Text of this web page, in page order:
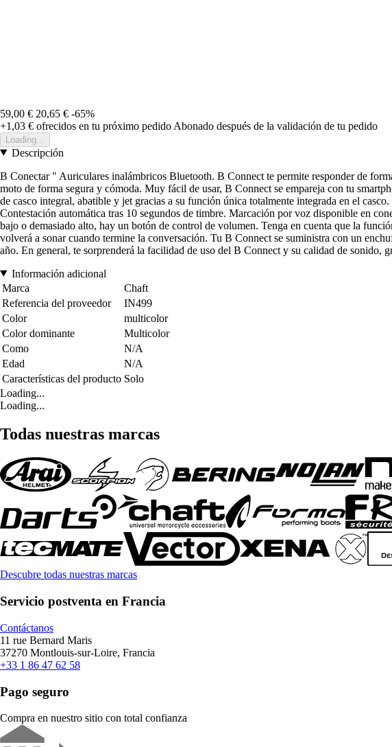
59,00 € 20,65 € -65%
+1,03 € ofrecidos en tu próximo pedido Abonado después de la validación de tu pedido
Loading...
Descripción
B Conectar " Auriculares inalámbricos Bluetooth. B Connect te permite responder de
moto de forma segura y cómoda. Muy fácil de usar, B Connect se empareja con tu
de casco integral, abatible y jet gracias a su función única totalmente integrada en el
Contestación automática tras 10 segundos de timbre. Marcación por voz disponible en
bajo o demasiado alto, hay un botón de control de volumen. Tenga en cuenta que la
volverá a sonar cuando termine la conversación. Tu B Connect se suministra con un
año. En general, te sorprenderá la facilidad de uso del B Connect y su calidad de sonido,
Información adicional
Marca
Chaft
Referencia del proveedor
IN499
Color
multicolor
Color dominante
Multicolor
Como
N/A
Edad
N/A
Características del producto Solo
Loading...
Loading...
Todas nuestras marcas
Descubre todas nuestras marcas
Servicio postventa en Francia
Contáctanos
11 rue Bernard Maris
37270 Montlouis-sur-Loire, Francia
+33 1 86 47 62 58
Pago seguro
Compra en nuestro sitio con total confianza